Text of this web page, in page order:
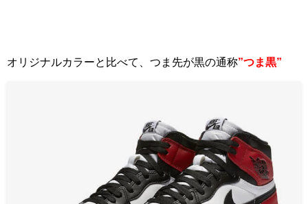
オリジナルカラーと比べて、つま先が黒の通称”つま黒”